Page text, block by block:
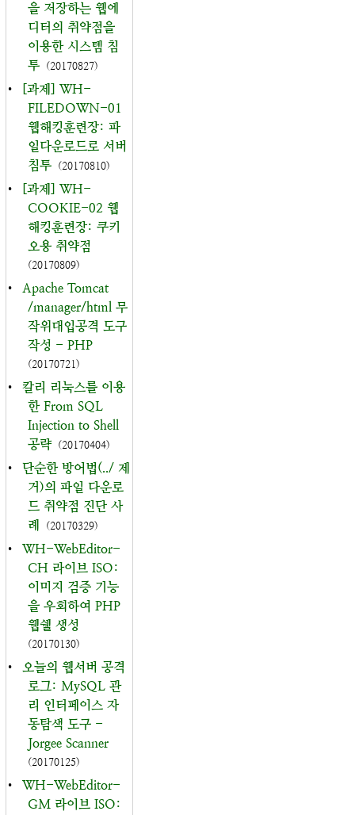
을 저장하는 웹에
디터의 취약점을
이용한 시스템 침
투 (20170827)
•
[과제] WH-
FILEDOWN-01
웹해킹훈련장: 파
일다운로드로 서버
침투 (20170810)
•
[과제] WH-
COOKIE-02 웹
해킹훈련장: 쿠키
오용 취약점
(20170809)
•
Apache Tomcat
/manager/html 무
작위대입공격 도구
작성 - PHP
(20170721)
•
칼리 리눅스를 이용
한 From SQL
Injection to Shell
공략 (20170404)
•
단순한 방어법(../ 제
거)의 파일 다운로
드 취약점 진단 사
례
(20170329)
•
WH-WebEditor-
CH 라이브 ISO:
이미지 검증 기능
을 우회하여 PHP
웹쉘 생성
(20170130)
•
오늘의 웹서버 공격
로그: MySQL 관
리 인터페이스 자
동탐색 도구 -
Jorgee Scanner
(20170125)
•
WH-WebEditor-
GM 라이브 ISO: